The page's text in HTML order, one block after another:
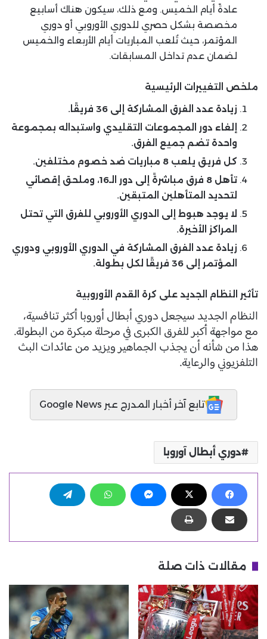
عادةً أيام الخميس. ومع ذلك، سيكون هناك أسابيع
مخصصة بشكل حصري للدوري الأوروبي أو دوري
المؤتمر، حيث تُلعب المباريات أيام الأربعاء والخميس
لضمان عدم تداخل المسابقات.
ملخص التغييرات الرئيسية
زيادة عدد الفرق المشاركة إلى 36 فريقًا.
إلغاء دور المجموعات التقليدي واستبداله بمجموعة
واحدة تضم جميع الفرق.
كل فريق يلعب 8 مباريات ضد خصوم مختلفين.
تأهل 8 فرق مباشرةً إلى دور الـ16، وملحق إقصائي
لتحديد المتأهلين المتبقين.
لا يوجد هبوط إلى الدوري الأوروبي للفرق التي تحتل
المراكز الأخيرة.
زيادة عدد الفرق المشاركة في الدوري الأوروبي ودوري
المؤتمر إلى 36 فريقًا لكل بطولة.
تأثير النظام الجديد على كرة القدم الأوروبية
النظام الجديد سيجعل دوري أبطال أوروبا أكثر تنافسية،
مع مواجهة أكبر للفرق الكبرى في مرحلة مبكرة من البطولة.
هذا من شأنه أن يجذب الجماهير ويزيد من عائدات البث
التلفزيوني والرعاية.
تابع آخر أخبار المدرج عبر Google News
دوري أبطال آوروبا
مقالات ذات صلة